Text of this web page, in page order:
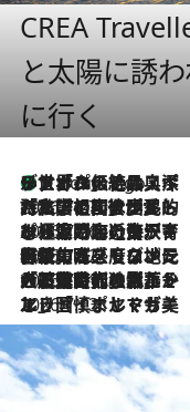
CREA
と太陽に誘
に行く
7 Hours Ago
リスボンの絶品スイーツ「パステル・デ・ナタ」とは？ポルトガル伝統の奥深い世界へ
2026.7.27
「私の祖国はポルトガル語です」国民的詩人フェルナンド・ペソアと、彼が愛した文学の街を歩く
2026.7.26
ポルトガル近海が育む極上の海の幸。キリリと冷えた白ワインと愉しむ、シーフード専門店の贅沢
2026.7.22
伝統の味をモダンに昇華。高感度な地元客が集う、リスボンの最旬ガストロノミー
2026.7.21
大航海時代の栄華から、震災、独裁、そして革命へ。ポルトガル・首都リスボンの石畳に刻まれた「歴史の光と影」
2026.7.13
エッセイ・ヤマザキマリ「慎ましくも美しき国 ポルトガル」